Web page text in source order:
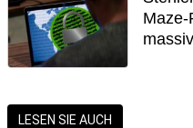
massiv
LESEN SIE AUCH